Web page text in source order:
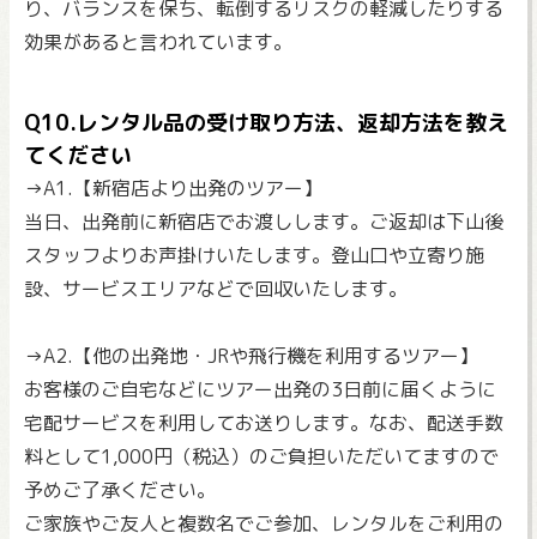
り、バランスを保ち、転倒するリスクの軽減したりする
効果があると言われています。
Q10.レンタル品の受け取り方法、返却方法を教え
てください
→A1.【新宿店より出発のツアー】
当日、出発前に新宿店でお渡しします。ご返却は下山後
スタッフよりお声掛けいたします。登山口や立寄り施
設、サービスエリアなどで回収いたします。
→A2.【他の出発地・JRや飛行機を利用するツアー】
お客様のご自宅などにツアー出発の3日前に届くように
宅配サービスを利用してお送りします。なお、配送手数
料として1,000円（税込）のご負担いただいてますので
予めご了承ください。
ご家族やご友人と複数名でご参加、レンタルをご利用の